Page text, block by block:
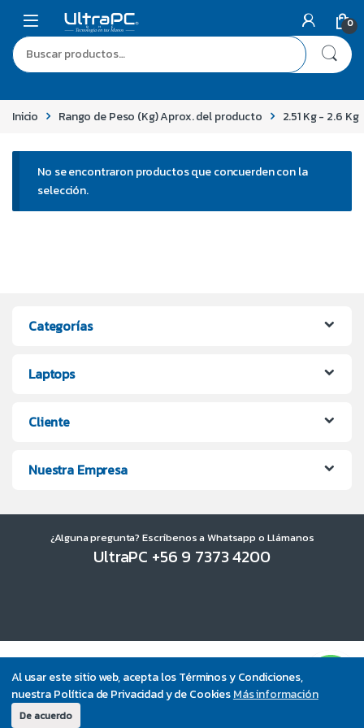
Al usar este sitio web, acepta los Términos y Condiciones,
nuestra Política de Privacidad y de CookiesMás información
De acuerdo
0
Inicio Rango de Peso (Kg) Aprox. del producto 2.51 Kg - 2.6 Kg
No se encontraron productos que concuerden con la
selección.
Categorías
Laptops
Cliente
Nuestra Empresa
¿Alguna pregunta? Escríbenos a Whatsapp o Llámanos
UltraPC +56 9 7373 4200